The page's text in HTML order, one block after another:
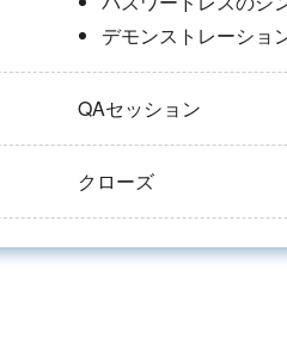
デモンストレーショ
QAセッション
クローズ